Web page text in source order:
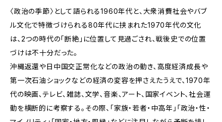
〈政治の季節〉として語られる1960年代と、大衆消費社会やバブ
ル文化で特徴づけられる80年代に挟まれた1970年代の文化
は、2つの時代の「断絶」に位置して見過ごされ、戦後史での位置
づけは不十分だった。
沖縄返還や日中国交正常化などの政治の動き、高度経済成長や
第一次石油ショックなどの経済の変容を押さえたうえで、1970年
代の映画、テレビ、雑誌、文学、音楽、アート、国家イベント、社会運
動を横断的に考察する。その際、「家族・若者・中高年」「政治・性・